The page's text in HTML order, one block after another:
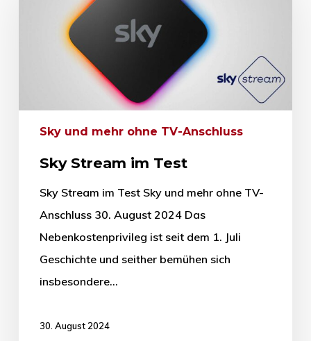
Sky und mehr ohne TV-Anschluss
Sky Stream im Test
Sky Stream im Test Sky und mehr ohne TV-
Anschluss 30. August 2024 Das
Nebenkostenprivileg ist seit dem 1. Juli
Geschichte und seither bemühen sich
insbesondere…
30. August 2024